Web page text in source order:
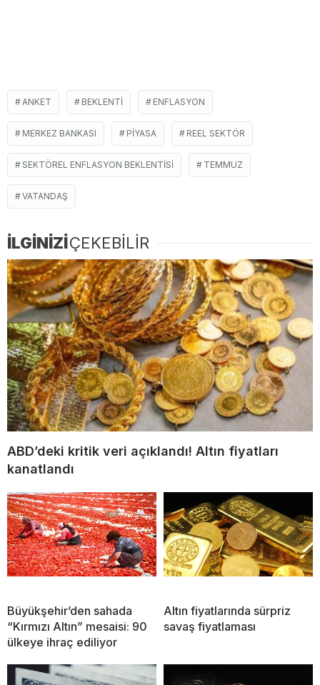
ANKET BEKLENTI ENFLASYON
MERKEZ BANKASI PIYASA REEL SEKTÖR
SEKTÖREL ENFLASYON BEKLENTISI TEMMUZ
VATANDAŞ
İLGİNİZİÇEKEBİLİR
ABD’deki kritik veri açıklandı! Altın fiyatları
kanatlandı
Büyükşehir’den sahada
“Kırmızı Altın” mesaisi: 90
ülkeye ihraç ediliyor
Altın fiyatlarında sürpriz
savaş fiyatlaması